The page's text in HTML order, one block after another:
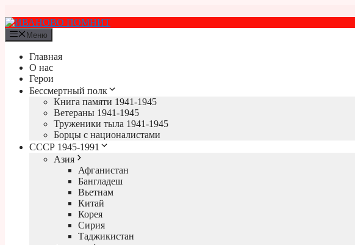
к
содержимому
Меню
Главная
О нас
Герои
Бессмертный полк
Книга памяти 1941-1945
Ветераны 1941-1945
Труженики тыла 1941-1945
Борцы с националистами
СССР 1945-1991
Азия
Афганистан
Бангладеш
Вьетнам
Китай
Корея
Сирия
Таджикистан